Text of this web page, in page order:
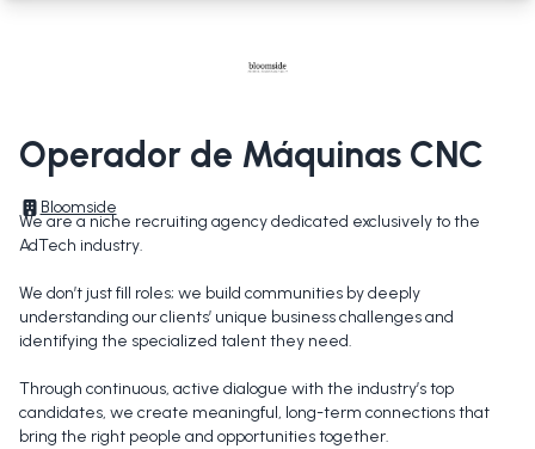
Operador de Máquinas CNC
Bloomside
We are a niche recruiting agency dedicated exclusively to the
AdTech industry.
We don’t just fill roles; we build communities by deeply
understanding our clients’ unique business challenges and
identifying the specialized talent they need.
Through continuous, active dialogue with the industry’s top
candidates, we create meaningful, long-term connections that
bring the right people and opportunities together.